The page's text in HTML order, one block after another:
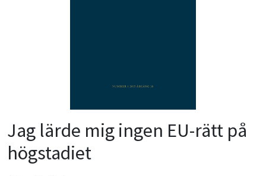
Jag lärde mig ingen EU-rätt på
högstadiet